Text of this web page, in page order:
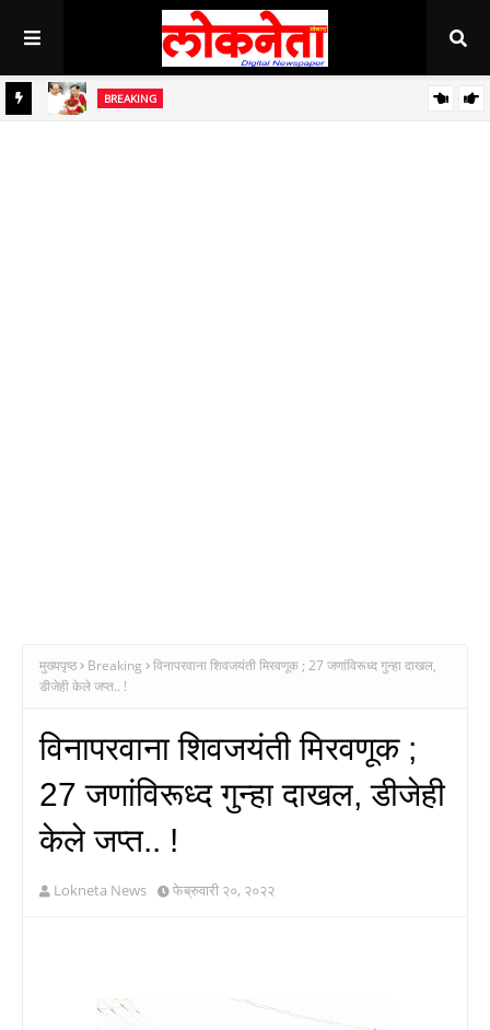
BREAKING
मुख्यपृष्ठ Breaking
विनापरवाना शिवजयंती मिरवणूक ; 27 जणांविरूध्द गुन्हा दाखल,
डीजेही केले जप्त.. !
विनापरवाना शिवजयंती मिरवणूक ;
27 जणांविरूध्द गुन्हा दाखल, डीजेही
केले जप्त.. !
Lokneta News फेब्रुवारी २०, २०२२